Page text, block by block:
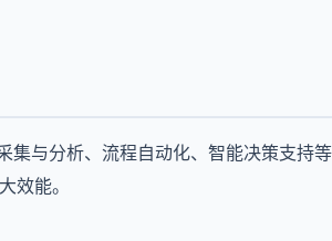
与分析、流程自动化、智能决策支持
效能。